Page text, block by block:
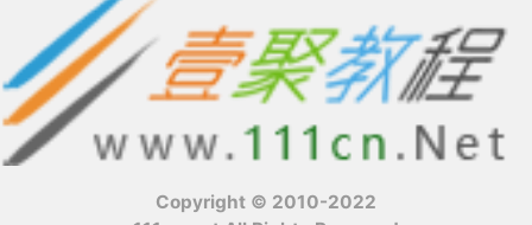
Copyright © 2010-2022